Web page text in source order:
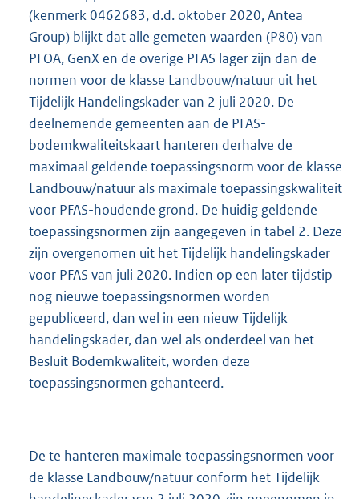
(kenmerk 0462683, d.d. oktober 2020, Antea
Group) blijkt dat alle gemeten waarden (P80) van
PFOA, GenX en de overige PFAS lager zijn dan de
normen voor de klasse Landbouw/natuur uit het
Tijdelijk Handelingskader van 2 juli 2020. De
deelnemende gemeenten aan de PFAS-
bodemkwaliteitskaart hanteren derhalve de
maximaal geldende toepassingsnorm voor de klasse
Landbouw/natuur als maximale toepassingskwaliteit
voor PFAS-houdende grond. De huidig geldende
toepassingsnormen zijn aangegeven in tabel 2. Deze
zijn overgenomen uit het Tijdelijk handelingskader
voor PFAS van juli 2020. Indien op een later tijdstip
nog nieuwe toepassingsnormen worden
gepubliceerd, dan wel in een nieuw Tijdelijk
handelingskader, dan wel als onderdeel van het
Besluit Bodemkwaliteit, worden deze
toepassingsnormen gehanteerd.
De te hanteren maximale toepassingsnormen voor
de klasse Landbouw/natuur conform het Tijdelijk